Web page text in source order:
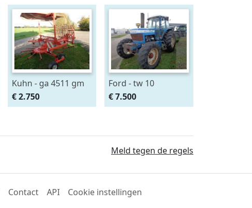
Kuhn - ga 4511 gm
€ 2.750
Ford - tw 10
€ 7.500
Meld tegen de regels
Contact API Cookie instellingen